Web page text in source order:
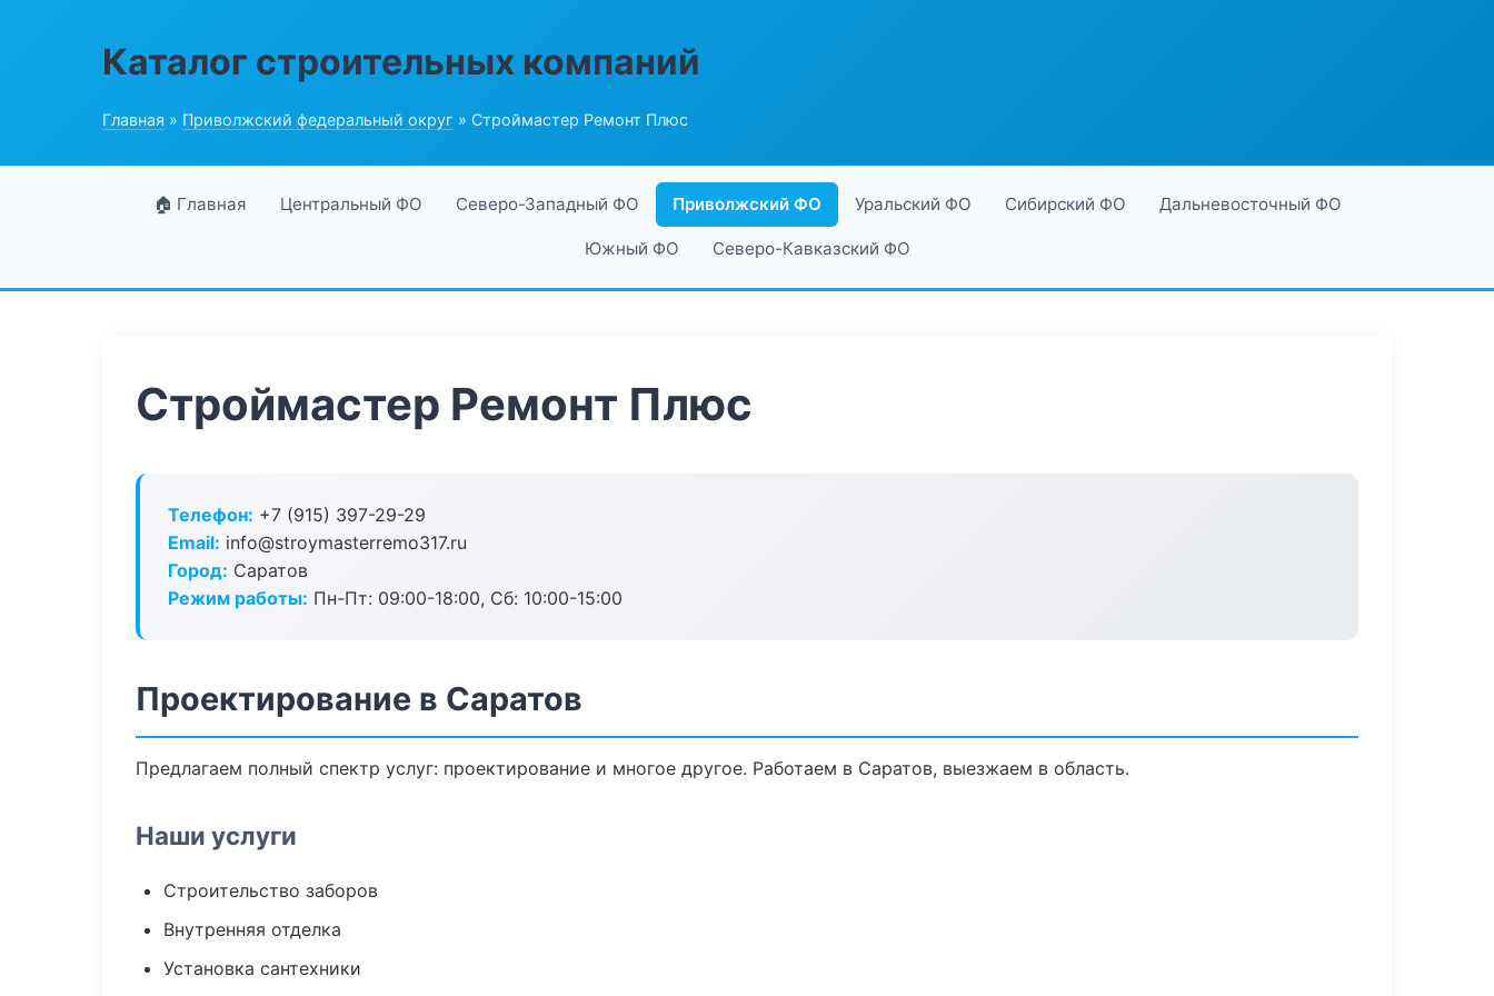
Каталог строительных компаний
Главная » Приволжский федеральный округ » Строймастер Ремонт Плюс
🏠 Главная Центральный ФО Северо-Западный ФО Приволжский ФО Уральский ФО Сибирский ФО Дальневосточный ФО
Южный ФО Северо-Кавказский ФО
Строймастер Ремонт Плюс
Телефон: +7 (915) 397-29-29
Email: info@stroymasterremo317.ru
Город: Саратов
Режим работы: Пн-Пт: 09:00-18:00, Сб: 10:00-15:00
Проектирование в Саратов
Предлагаем полный спектр услуг: проектирование и многое другое. Работаем в Саратов, выезжаем в область.
Наши услуги
Строительство заборов
Внутренняя отделка
Установка сантехники